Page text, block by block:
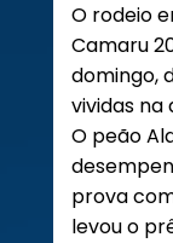
O rodeio
Camaru
domingo,
vividas na
O peão
prova
levou o